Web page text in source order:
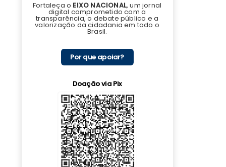
Fortaleça o EIXO NACIONAL, um jornal
digital comprometido com a
transparência, o debate público e a
valorização da cidadania em todo o
Brasil.
Por que apoiar?
Doação via Pix